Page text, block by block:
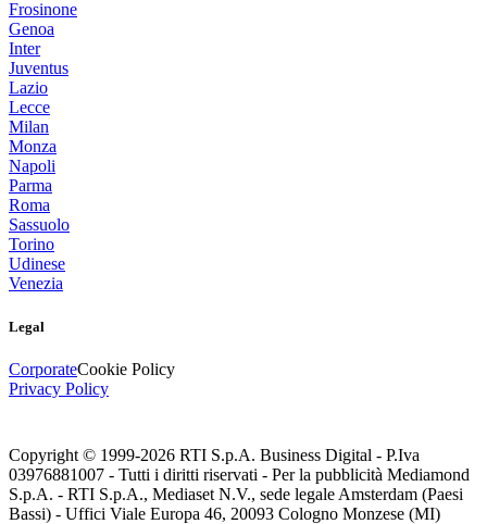
Frosinone
Genoa
Inter
Juventus
Lazio
Lecce
Milan
Monza
Napoli
Parma
Roma
Sassuolo
Torino
Udinese
Venezia
Legal
CorporateCookie Policy
Privacy Policy
Copyright © 1999-2026 RTI S.p.A. Business Digital - P.Iva
03976881007 - Tutti i diritti riservati - Per la pubblicità Mediamond
S.p.A. - RTI S.p.A., Mediaset N.V., sede legale Amsterdam (Paesi
Bassi) - Uffici Viale Europa 46, 20093 Cologno Monzese (MI)